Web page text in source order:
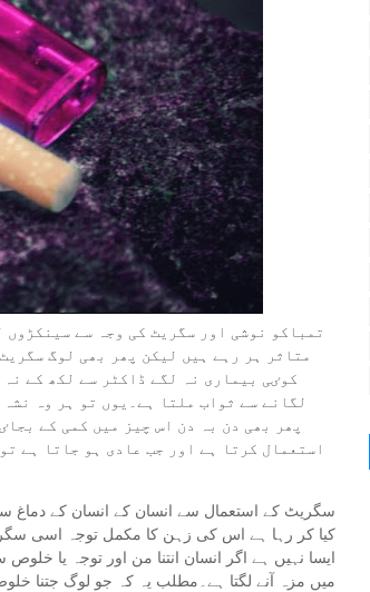
متاثر ہر رہے ہیں لیکن پھر بھی لوگ
کوٸی بیماری نہ لگے ڈاکٹر سے لکھ کے
لگانے سے ثواب ملتا ہے۔یوں تو ہر وہ
پھر بھی دن بہ دن اس چیز میں کمی کے
استعمال کرتا ہے اور جب عادی ہو جاتا ہے
سگریٹ کے استعمال سے انسان کے انسان کے دماغ
کیا کر رہا ہے اس کی زہن کا مکمل توجہ اسی
ایسا نہیں ہے اگر انسان انتنا من اور توجہ یا
میں مزہ آنے لگتا ہے۔مطلب یہ کہ جو لوگ جتنا